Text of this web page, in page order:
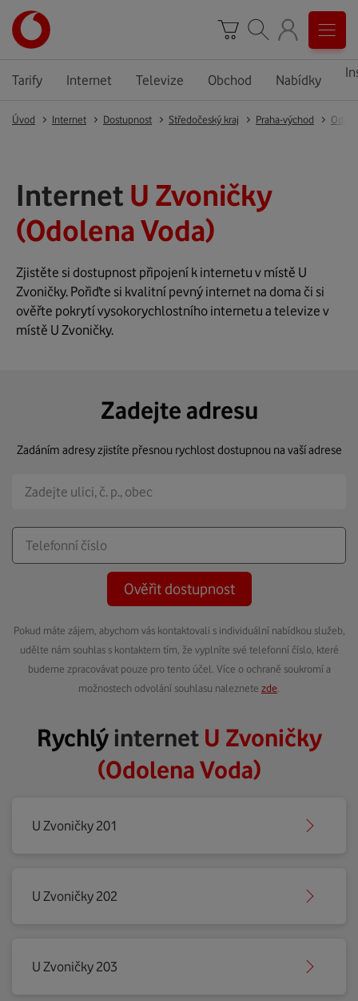
Tarify Internet Televize Obchod Nabídky
Úvod Internet Dostupnost Středočeský kraj Praha-východ
Internet U Zvoničky
(Odolena Voda)
Zjistěte si dostupnost připojení k internetu v místě U
Zvoničky. Pořiďte si kvalitní pevný internet na doma či si
ověřte pokrytí vysokorychlostního internetu a televize v
místě U Zvoničky.
Zadejte adresu
Zadáním adresy zjistíte přesnou rychlost dostupnou na vaší adrese
Ověřit dostupnost
Pokud máte zájem, abychom vás kontaktovali s individuální nabídkou služeb,
udělte nám souhlas s kontaktem tím, že vyplníte své telefonní číslo, které
budeme zpracovávat pouze pro tento účel. Více o ochraně soukromí a
možnostech odvolání souhlasu naleznete zde
Rychlýinternet U Zvoničky
(Odolena Voda)
U Zvoničky 201
U Zvoničky 202
U Zvoničky 203